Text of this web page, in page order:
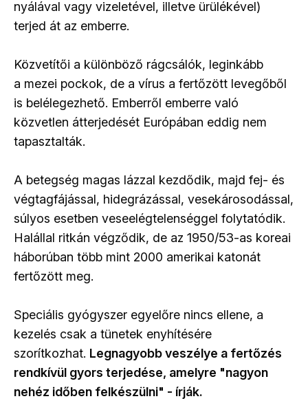
nyálával vagy vizeletével, illetve ürülékével)
terjed át az emberre.
Közvetítői a különböző rágcsálók, leginkább
a mezei pockok, de a vírus a fertőzött levegőből
is belélegezhető. Emberről emberre való
közvetlen átterjedését Európában eddig nem
tapasztalták.
A betegség magas lázzal kezdődik, majd fej- és
végtagfájással, hidegrázással, vesekárosodással,
súlyos esetben veseelégtelenséggel folytatódik.
Halállal ritkán végződik, de az 1950/53-as koreai
háborúban több mint 2000 amerikai katonát
fertőzött meg.
Speciális gyógyszer egyelőre nincs ellene, a
kezelés csak a tünetek enyhítésére
szorítkozhat. Legnagyobb veszélye a fertőzés
rendkívül gyors terjedése, amelyre "nagyon
nehéz időben felkészülni" - írják.